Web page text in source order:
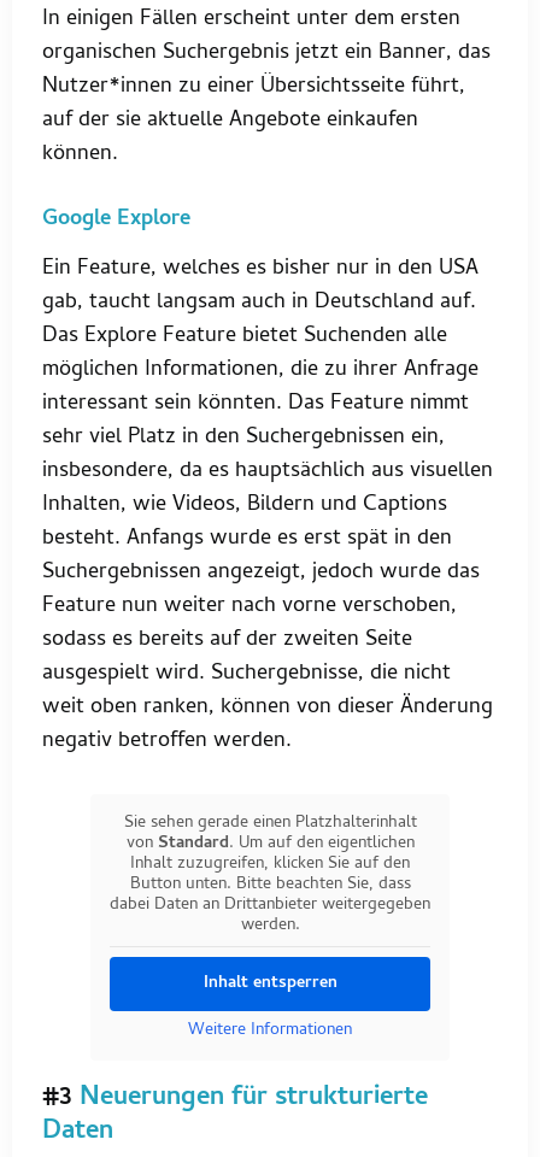
In einigen Fällen erscheint unter dem ersten
organischen Suchergebnis jetzt ein Banner, das
Nutzer*innen zu einer Übersichtsseite führt,
auf der sie aktuelle Angebote einkaufen
können.
Google Explore
Ein Feature, welches es bisher nur in den USA
gab, taucht langsam auch in Deutschland auf.
Das Explore Feature bietet Suchenden alle
möglichen Informationen, die zu ihrer Anfrage
interessant sein könnten. Das Feature nimmt
sehr viel Platz in den Suchergebnissen ein,
insbesondere, da es hauptsächlich aus visuellen
Inhalten, wie Videos, Bildern und Captions
besteht. Anfangs wurde es erst spät in den
Suchergebnissen angezeigt, jedoch wurde das
Feature nun weiter nach vorne verschoben,
sodass es bereits auf der zweiten Seite
ausgespielt wird. Suchergebnisse, die nicht
weit oben ranken, können von dieser Änderung
negativ betroffen werden.
Sie sehen gerade einen Platzhalterinhalt
von Standard. Um auf den eigentlichen
Inhalt zuzugreifen, klicken Sie auf den
Button unten. Bitte beachten Sie, dass
dabei Daten an Drittanbieter weitergegeben
werden.
Inhalt entsperren
Weitere Informationen
#3 Neuerungen für strukturierte
Daten